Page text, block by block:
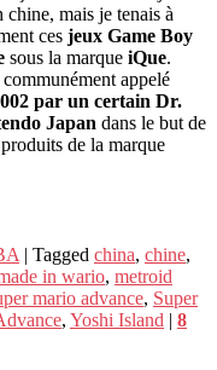
mais je tenais à
ces jeux Game Boy
sous la marque iQue.
appelé
par un certain Dr.
Japan dans le but de
de la marque
| Tagged china, chine,
in wario, metroid
mario advance, Super
, Yoshi Island | 8